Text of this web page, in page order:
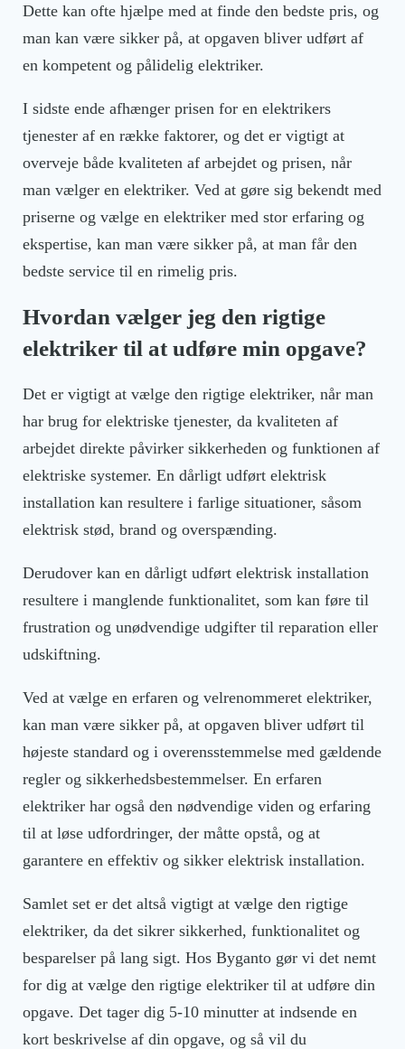
Dette kan ofte hjælpe med at finde den bedste pris, og
man kan være sikker på, at opgaven bliver udført af
en kompetent og pålidelig elektriker.
I sidste ende afhænger prisen for en elektrikers
tjenester af en række faktorer, og det er vigtigt at
overveje både kvaliteten af arbejdet og prisen, når
man vælger en elektriker. Ved at gøre sig bekendt med
priserne og vælge en elektriker med stor erfaring og
ekspertise, kan man være sikker på, at man får den
bedste service til en rimelig pris.
Hvordan vælger jeg den rigtige
elektriker til at udføre min opgave?
Det er vigtigt at vælge den rigtige elektriker, når man
har brug for elektriske tjenester, da kvaliteten af
arbejdet direkte påvirker sikkerheden og funktionen af
elektriske systemer. En dårligt udført elektrisk
installation kan resultere i farlige situationer, såsom
elektrisk stød, brand og overspænding.
Derudover kan en dårligt udført elektrisk installation
resultere i manglende funktionalitet, som kan føre til
frustration og unødvendige udgifter til reparation eller
udskiftning.
Ved at vælge en erfaren og velrenommeret elektriker,
kan man være sikker på, at opgaven bliver udført til
højeste standard og i overensstemmelse med gældende
regler og sikkerhedsbestemmelser. En erfaren
elektriker har også den nødvendige viden og erfaring
til at løse udfordringer, der måtte opstå, og at
garantere en effektiv og sikker elektrisk installation.
Samlet set er det altså vigtigt at vælge den rigtige
elektriker, da det sikrer sikkerhed, funktionalitet og
besparelser på lang sigt. Hos Byganto gør vi det nemt
for dig at vælge den rigtige elektriker til at udføre din
opgave. Det tager dig 5-10 minutter at indsende en
kort beskrivelse af din opgave, og så vil du